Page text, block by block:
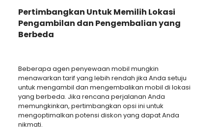
Pertimbangkan Untuk Memilih Lokasi
Pengambilan dan Pengembalian yang
Berbeda
Beberapa agen penyewaan mobil mungkin
menawarkan tarif yang lebih rendah jika Anda setuju
untuk mengambil dan mengembalikan mobil di lokasi
yang berbeda. Jika rencana perjalanan Anda
memungkinkan, pertimbangkan opsi ini untuk
mengoptimalkan potensi diskon yang dapat Anda
nikmati.